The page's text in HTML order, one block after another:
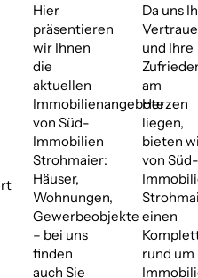
Hier
präsentieren
wir Ihnen
die
aktuellen
Immobilienangebote
von Süd-
Immobilien
Strohmaier:
Häuser,
Wohnungen,
Gewerbeobjekte
– bei uns
finden
auch Sie
Da uns
und Ihre
am
Herzen
liegen,
bieten
von Süd-
einen
rund um